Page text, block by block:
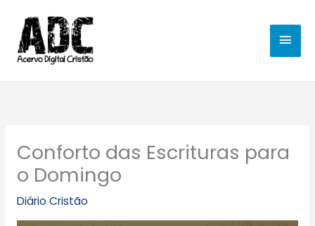
para
conteúdo
Conforto das Escrituras para
o Domingo
Diário Cristão